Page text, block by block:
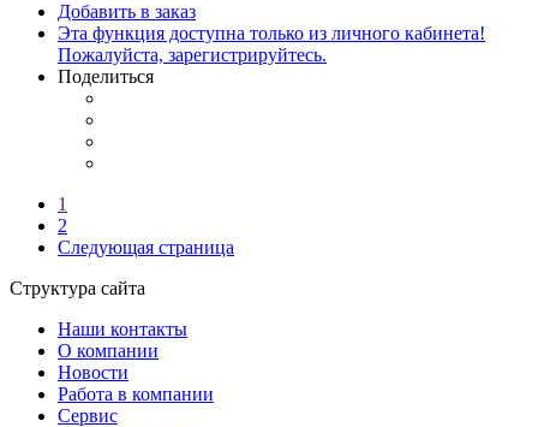
Добавить в заказ
Эта функция доступна только из личного кабинета!
Пожалуйста, зарегистрируйтесь.
Поделиться
1
2
Следующая страница
Структура сайта
Наши контакты
О компании
Новости
Работа в компании
Сервис